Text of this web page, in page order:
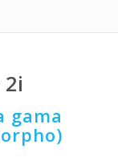
gama